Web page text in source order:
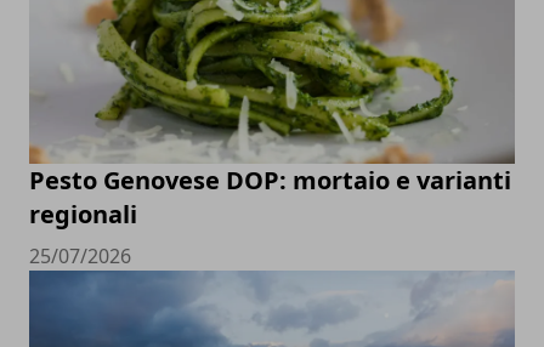
Pesto Genovese DOP: mortaio e varianti
regionali
25/07/2026